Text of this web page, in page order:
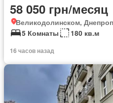
58 050 грн/месяц
Великодолинском,
5 Комнаты
180 кв.м
16 часов назад